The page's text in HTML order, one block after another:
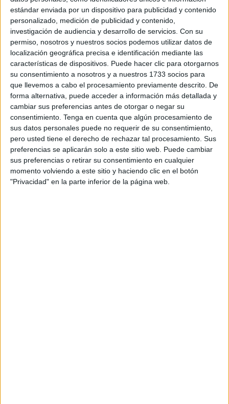
estándar enviada por un dispositivo para publicidad y contenido
personalizado, medición de publicidad y contenido,
investigación de audiencia y desarrollo de servicios. Con su
permiso, nosotros y nuestros socios podemos utilizar datos de
localización geográfica precisa e identificación mediante las
características de dispositivos. Puede hacer clic para otorgarnos
su consentimiento a nosotros y a nuestros 1733 socios para
que llevemos a cabo el procesamiento previamente descrito. De
forma alternativa, puede acceder a información más detallada y
cambiar sus preferencias antes de otorgar o negar su
consentimiento. Tenga en cuenta que algún procesamiento de
sus datos personales puede no requerir de su consentimiento,
pero usted tiene el derecho de rechazar tal procesamiento. Sus
preferencias se aplicarán solo a este sitio web. Puede cambiar
sus preferencias o retirar su consentimiento en cualquier
momento volviendo a este sitio y haciendo clic en el botón
"Privacidad" en la parte inferior de la página web.
franquiciay, como ocurre en otros títulos de la saga, se
emplea como transición un mapa animado en el que, por
tierra, se desplazan primero a Casablanca y, de ahí, en
avión a Atenas (Grecia).
Es en ese momento de la cinta, que ronda la primera hora
y 15 minutos del metraje, cuando aparece en pantalla el
nombre de Ceuta sobreimpreso en pantalla. Se trata de un
mapa geográfico en el que puede leerse otras ciudades
marroquíes cercanas, como Tetuán.